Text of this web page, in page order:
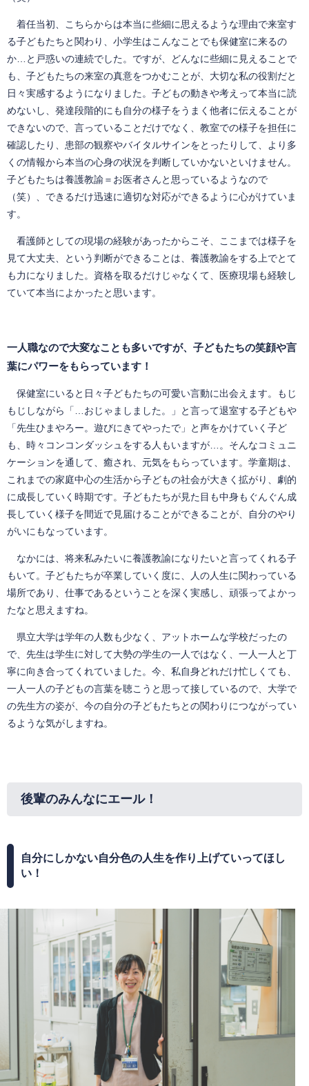
着任当初、こちらからは本当に些細に思えるような理由で来室す
る子どもたちと関わり、小学生はこんなことでも保健室に来るの
か…と戸惑いの連続でした。ですが、どんなに些細に見えることで
も、子どもたちの来室の真意をつかむことが、大切な私の役割だと
日々実感するようになりました。子どもの動きや考えって本当に読
めないし、発達段階的にも自分の様子をうまく他者に伝えることが
できないので、言っていることだけでなく、教室での様子を担任に
確認したり、患部の観察やバイタルサインをとったりして、より多
くの情報から本当の心身の状況を判断していかないといけません。
子どもたちは養護教諭＝お医者さんと思っているようなので
（笑）、できるだけ迅速に適切な対応ができるように心がけていま
す。
看護師としての現場の経験があったからこそ、ここまでは様子を
見て大丈夫、という判断ができることは、養護教諭をする上でとて
も力になりました。資格を取るだけじゃなくて、医療現場も経験し
ていて本当によかったと思います。
一人職なので大変なことも多いですが、子どもたちの笑顔や言
葉にパワーをもらっています！
保健室にいると日々子どもたちの可愛い言動に出会えます。もじ
もじしながら「…おじゃましました。」と言って退室する子どもや
「先生ひまやろー。遊びにきてやったで」と声をかけていく子ど
も、時々コンコンダッシュをする人もいますが…。そんなコミュニ
ケーションを通して、癒され、元気をもらっています。学童期は、
これまでの家庭中心の生活から子どもの社会が大きく拡がり、劇的
に成長していく時期です。子どもたちが見た目も中身もぐんぐん成
長していく様子を間近で見届けることができることが、自分のやり
がいにもなっています。
なかには、将来私みたいに養護教諭になりたいと言ってくれる子
もいて。子どもたちが卒業していく度に、人の人生に関わっている
場所であり、仕事であるということを深く実感し、頑張ってよかっ
たなと思えますね。
県立大学は学年の人数も少なく、アットホームな学校だったの
で、先生は学生に対して大勢の学生の一人ではなく、一人一人と丁
寧に向き合ってくれていました。今、私自身どれだけ忙しくても、
一人一人の子どもの言葉を聴こうと思って接しているので、大学で
の先生方の姿が、今の自分の子どもたちとの関わりにつながってい
るような気がしますね。
後輩のみんなにエール！
自分にしかない自分色の人生を作り上げていってほし
い！